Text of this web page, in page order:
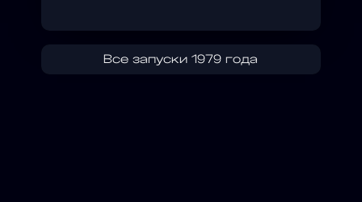
Все запуски 1979 года